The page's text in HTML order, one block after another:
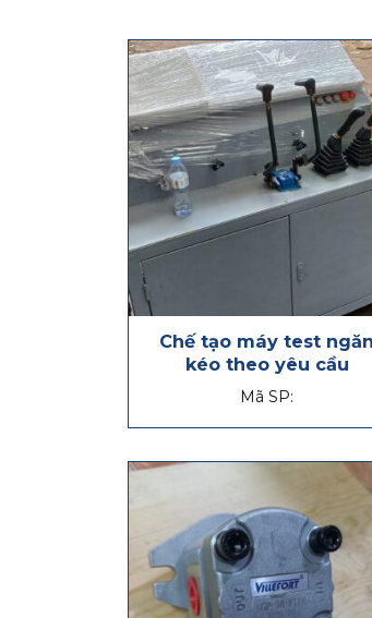
Chế tạo máy test ngăn
kéo theo yêu cầu
Mã SP: